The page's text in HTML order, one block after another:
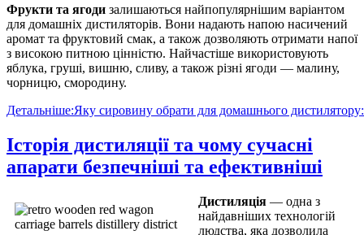
Фрукти та ягоди залишаються найпопулярнішим варіантом
для домашніх дистиляторів. Вони надають напою насичений
аромат та фруктовий смак, а також дозволяють отримати напої
з високою питною цінністю. Найчастіше використовують
яблука, груші, вишню, сливу, а також різні ягоди — малину,
чорницю, смородину.
Детальніше:Яку сировину обрати для домашнього
Історія дистиляції та чому сучасні
апарати безпечніші та ефективніші
Дистиляція — одна з
найдавніших технологій
людства, яка дозволила